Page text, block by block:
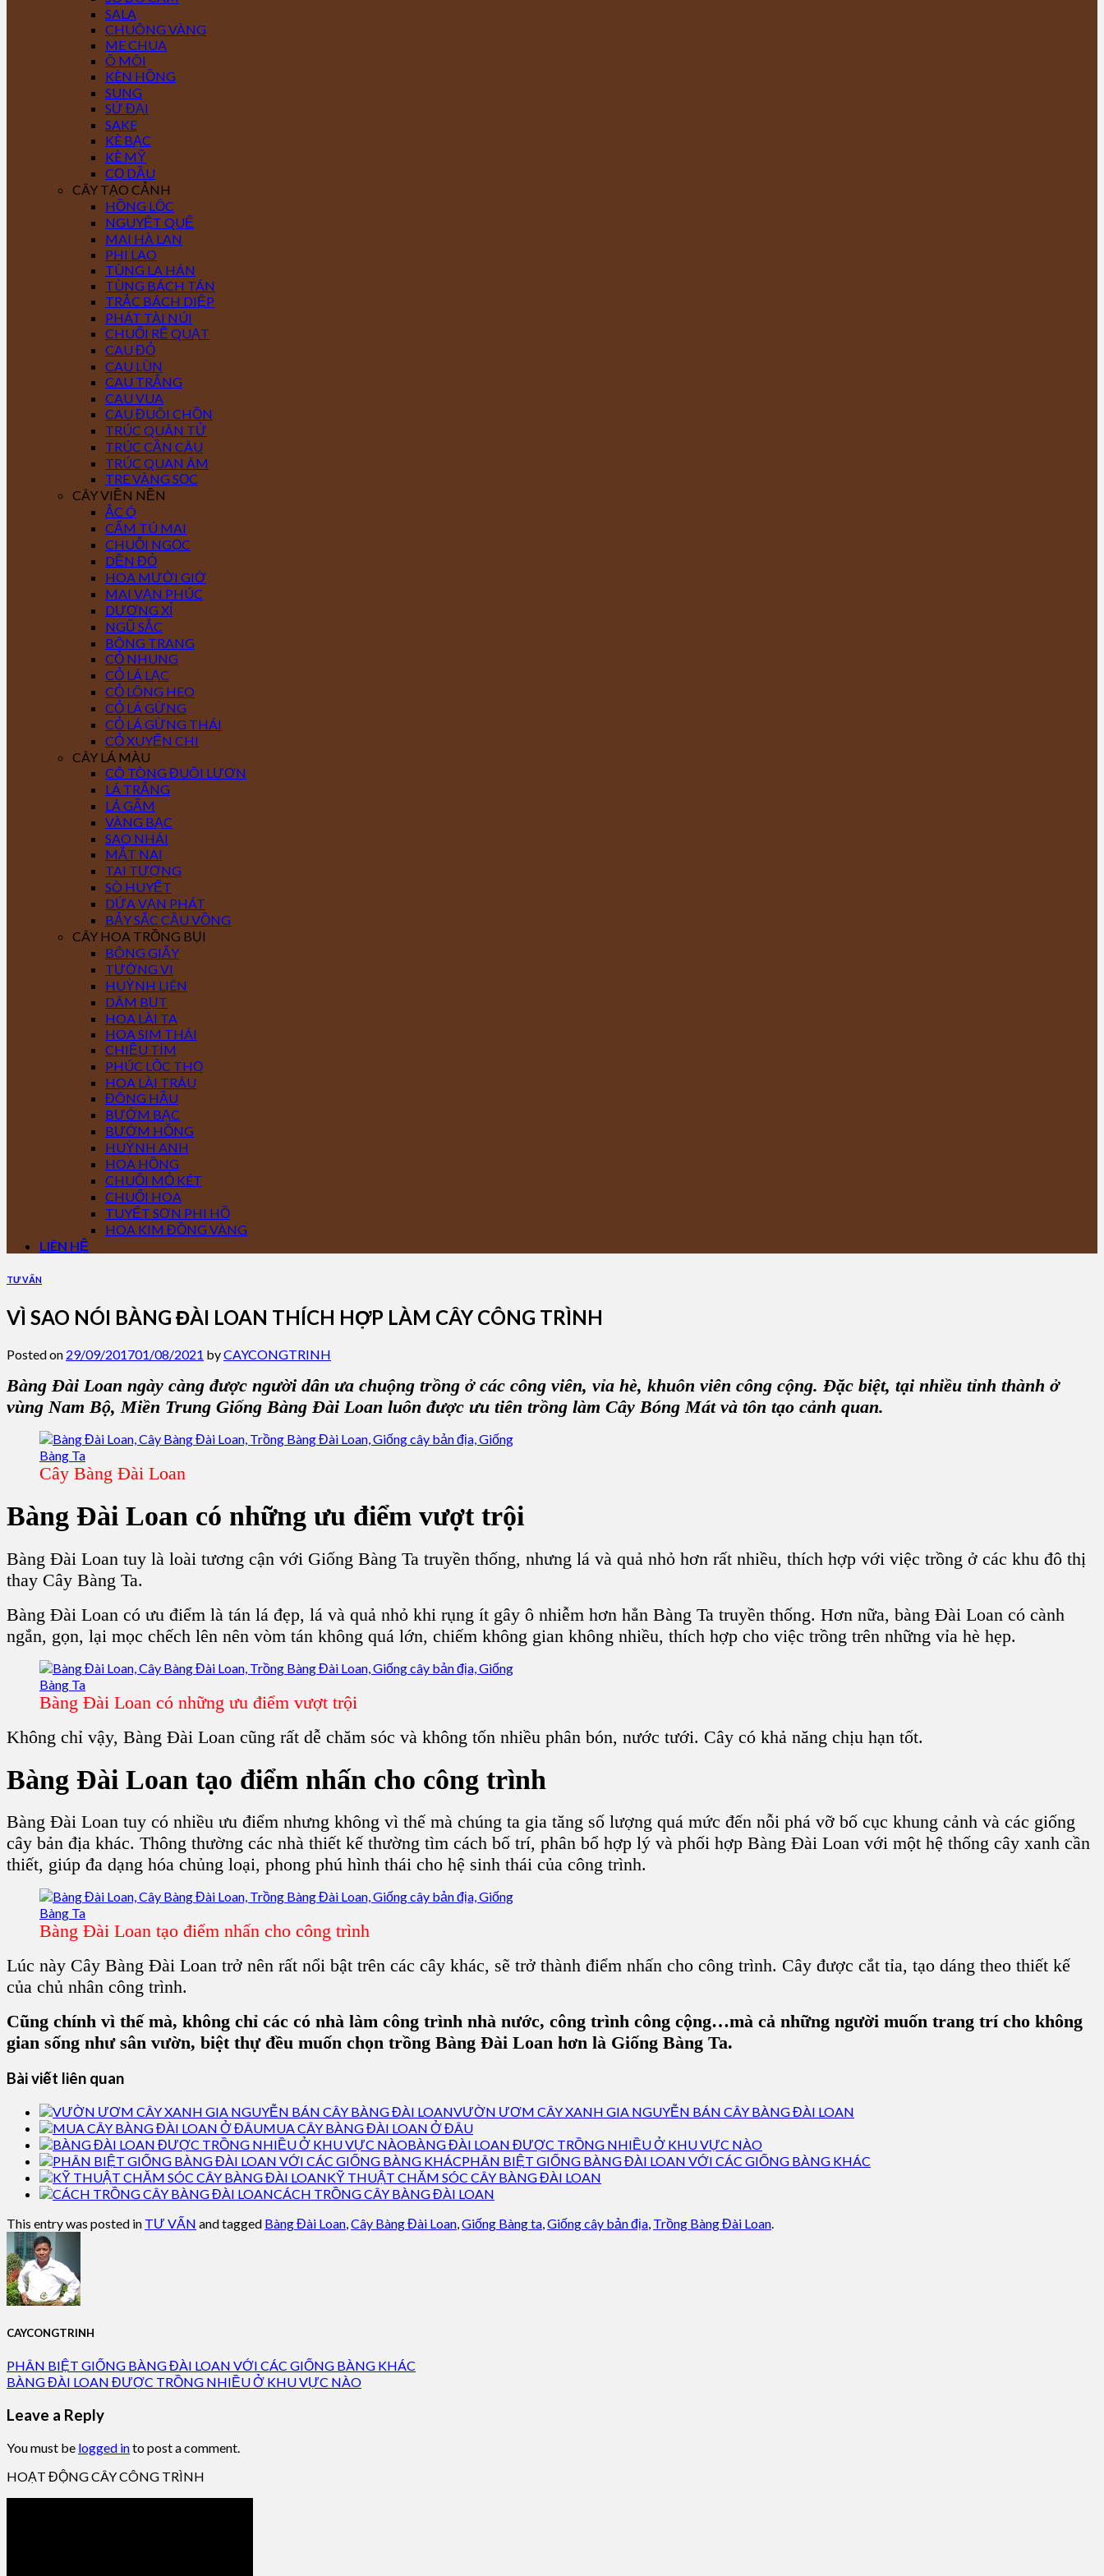
SALA
CHUÔNG VÀNG
ME CHUA
Ô MÔI
KÈN HỒNG
SUNG
SỨ ĐẠI
SAKE
KÈ BẠC
KÈ MỸ
CỌ DẦU
CÂY TẠO CẢNH
HỒNG LỘC
NGUYỆT QUẾ
MAI HÀ LAN
PHI LAO
TÙNG LA HÁN
TÙNG BÁCH TÁN
TRẮC BÁCH DIỆP
PHÁT TÀI NÚI
CHUỐI RẼ QUẠT
CAU ĐỎ
CAU LÙN
CAU TRẮNG
CAU VUA
CAU ĐUÔI CHỒN
TRÚC QUÂN TỬ
TRÚC CẦN CÂU
TRÚC QUAN ÂM
TRE VÀNG SỌC
CÂY VIỀN NỀN
ẮC Ó
CẨM TÚ MAI
CHUỖI NGỌC
DỀN ĐỎ
HOA MƯỜI GIỜ
MAI VẠN PHÚC
DƯƠNG XỈ
NGŨ SẮC
BÔNG TRANG
CỎ NHUNG
CỎ LÁ LẠC
CỎ LÔNG HEO
CỎ LÁ GỪNG
CỎ LÁ GỪNG THÁI
CỎ XUYẾN CHI
CÂY LÁ MÀU
CÔ TÒNG ĐUÔI LƯƠN
LÁ TRẮNG
LÁ GẤM
VÀNG BẠC
SAO NHÁI
MẮT NAI
TAI TƯỢNG
SÒ HUYẾT
DỨA VẠN PHÁT
BẢY SẮC CẦU VỒNG
CÂY HOA TRỒNG BỤI
BÔNG GIẤY
TƯỜNG VI
HUỲNH LIÊN
DÂM BỤT
HOA LÀI TA
HOA SIM THÁI
CHIỀU TÍM
PHÚC LỘC THỌ
HOA LÀI TRÂU
ĐÔNG HẦU
BƯỚM BẠC
BƯỚM HỒNG
HUỲNH ANH
HOA HỒNG
CHUỐI MỎ KÉT
CHUỐI HOA
TUYẾT SƠN PHI HỒ
HOA KIM ĐỒNG VÀNG
LIÊN HỆ
TƯ VẤN
VÌ SAO NÓI BÀNG ĐÀI LOAN THÍCH HỢP LÀM CÂY CÔNG TRÌNH
Posted on 29/09/201701/08/2021 byCAYCONGTRINH
Bàng Đài Loan ngày càng được người dân ưa chuộng trồng ở các công viên, vỉa hè, khuôn viên công cộng. Đặc biệt, tại nhiều tỉnh thành ở
vùng Nam Bộ, Miền Trung Giống Bàng Đài Loan luôn được ưu tiên trồng làm Cây Bóng Mát và tôn tạo cảnh quan.
Cây Bàng Đài Loan
Bàng Đài Loan có những ưu điểm vượt trội
Bàng Đài Loan tuy là loài tương cận với Giống Bàng Ta truyền thống, nhưng lá và quả nhỏ hơn rất nhiều, thích hợp với việc trồng ở các khu đô thị
thay Cây Bàng Ta.
Bàng Đài Loan có ưu điểm là tán lá đẹp, lá và quả nhỏ khi rụng ít gây ô nhiễm hơn hẳn Bàng Ta truyền thống. Hơn nữa, bàng Đài Loan có cành
ngắn, gọn, lại mọc chếch lên nên vòm tán không quá lớn, chiếm không gian không nhiều, thích hợp cho việc trồng trên những vỉa hè hẹp.
Bàng Đài Loan có những ưu điểm vượt trội
Không chỉ vậy, Bàng Đài Loan cũng rất dễ chăm sóc và không tốn nhiều phân bón, nước tưới. Cây có khả năng chịu hạn tốt.
Bàng Đài Loan tạo điểm nhấn cho công trình
Bàng Đài Loan tuy có nhiều ưu điểm nhưng không vì thế mà chúng ta gia tăng số lượng quá mức đến nỗi phá vỡ bố cục khung cảnh và các giống
cây bản địa khác. Thông thường các nhà thiết kế thường tìm cách bố trí, phân bổ hợp lý và phối hợp Bàng Đài Loan với một hệ thống cây xanh cần
thiết, giúp đa dạng hóa chủng loại, phong phú hình thái cho hệ sinh thái của công trình.
Bàng Đài Loan tạo điểm nhấn cho công trình
Lúc này Cây Bàng Đài Loan trở nên rất nổi bật trên các cây khác, sẽ trở thành điểm nhấn cho công trình. Cây được cắt tỉa, tạo dáng theo thiết kế
của chủ nhân công trình.
Cũng chính vì thế mà, không chỉ các có nhà làm công trình nhà nước, công trình công cộng…mà cả những người muốn trang trí cho không
gian sống như sân vườn, biệt thự đều muốn chọn trồng Bàng Đài Loan hơn là Giống Bàng Ta.
Bài viết liên quan
VƯỜN ƯƠM CÂY XANH GIA NGUYỄN BÁN CÂY BÀNG ĐÀI LOAN
MUA CÂY BÀNG ĐÀI LOAN Ở ĐÂU
BÀNG ĐÀI LOAN ĐƯỢC TRỒNG NHIỀU Ở KHU VỰC NÀO
PHÂN BIỆT GIỐNG BÀNG ĐÀI LOAN VỚI CÁC GIỐNG BÀNG KHÁC
KỸ THUẬT CHĂM SÓC CÂY BÀNG ĐÀI LOAN
CÁCH TRỒNG CÂY BÀNG ĐÀI LOAN
This entry was posted in TƯ VẤN and tagged Bàng Đài Loan,Cây Bàng Đài Loan,Giống Bàng ta,Giống cây bản địa, Trồng Bàng Đài Loan.
CAYCONGTRINH
PHÂN BIỆT GIỐNG BÀNG ĐÀI LOAN VỚI CÁC GIỐNG BÀNG KHÁC
BÀNG ĐÀI LOAN ĐƯỢC TRỒNG NHIỀU Ở KHU VỰC NÀO
Leave a Reply
You must be logged into post a comment.
HOẠT ĐỘNG CÂY CÔNG TRÌNH